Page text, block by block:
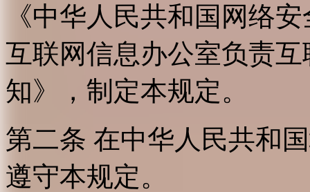
《中华人民共和国网络
互联网信息办公室负责
知》，制定本规定。
第二条 在中华人民共和
遵守本规定。